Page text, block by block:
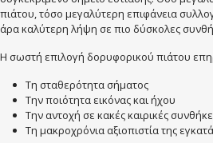
πιάτου, τόσο μεγαλύτερη επιφάνεια
άρα καλύτερη λήψη σε πιο δύσκολες
Η σωστή επιλογή δορυφορικού πιάτου
Τη σταθερότητα σήματος
Την ποιότητα εικόνας και ήχου
Την αντοχή σε κακές καιρικές
Τη μακροχρόνια αξιοπιστία της